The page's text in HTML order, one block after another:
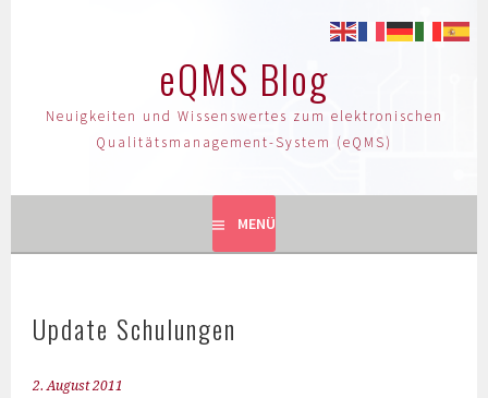
eQMS Blog
Neuigkeiten und Wissenswertes zum elektronischen
Qualitätsmanagement-System (eQMS)
MENÜ
Update Schulungen
2. August 2011